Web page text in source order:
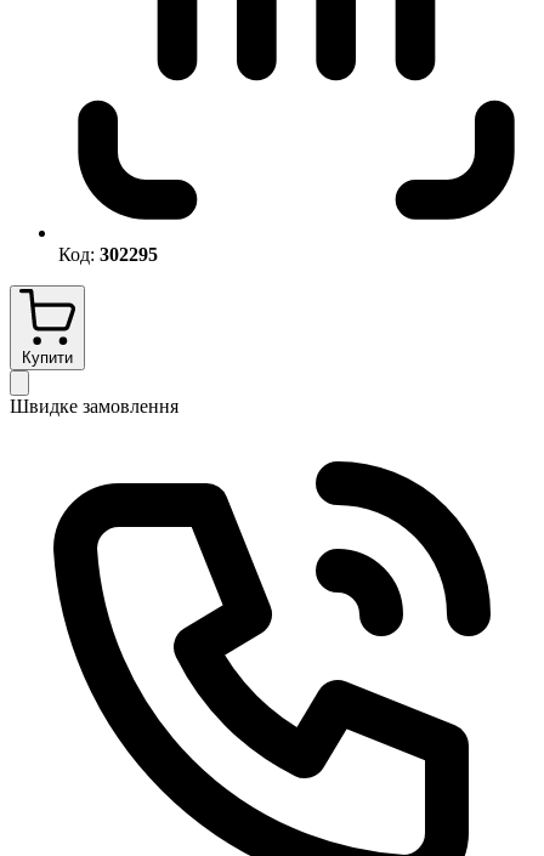
Код: 302295
Купити
Швидке замовлення